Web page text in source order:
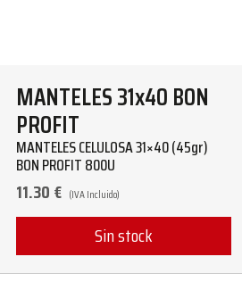
MANTELES 31x40 BON
PROFIT
MANTELES CELULOSA 31×40 (45gr)
BON PROFIT 800U
11.30€ (IVA Incluido)
Sin stock